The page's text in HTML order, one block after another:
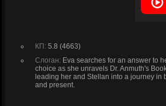
КП: 5.8 (4663)
Слоган: Eva searches for an answer to
choice as she unravels Dr. Anmuth's
leading her and Stellan into a journey in
and present.